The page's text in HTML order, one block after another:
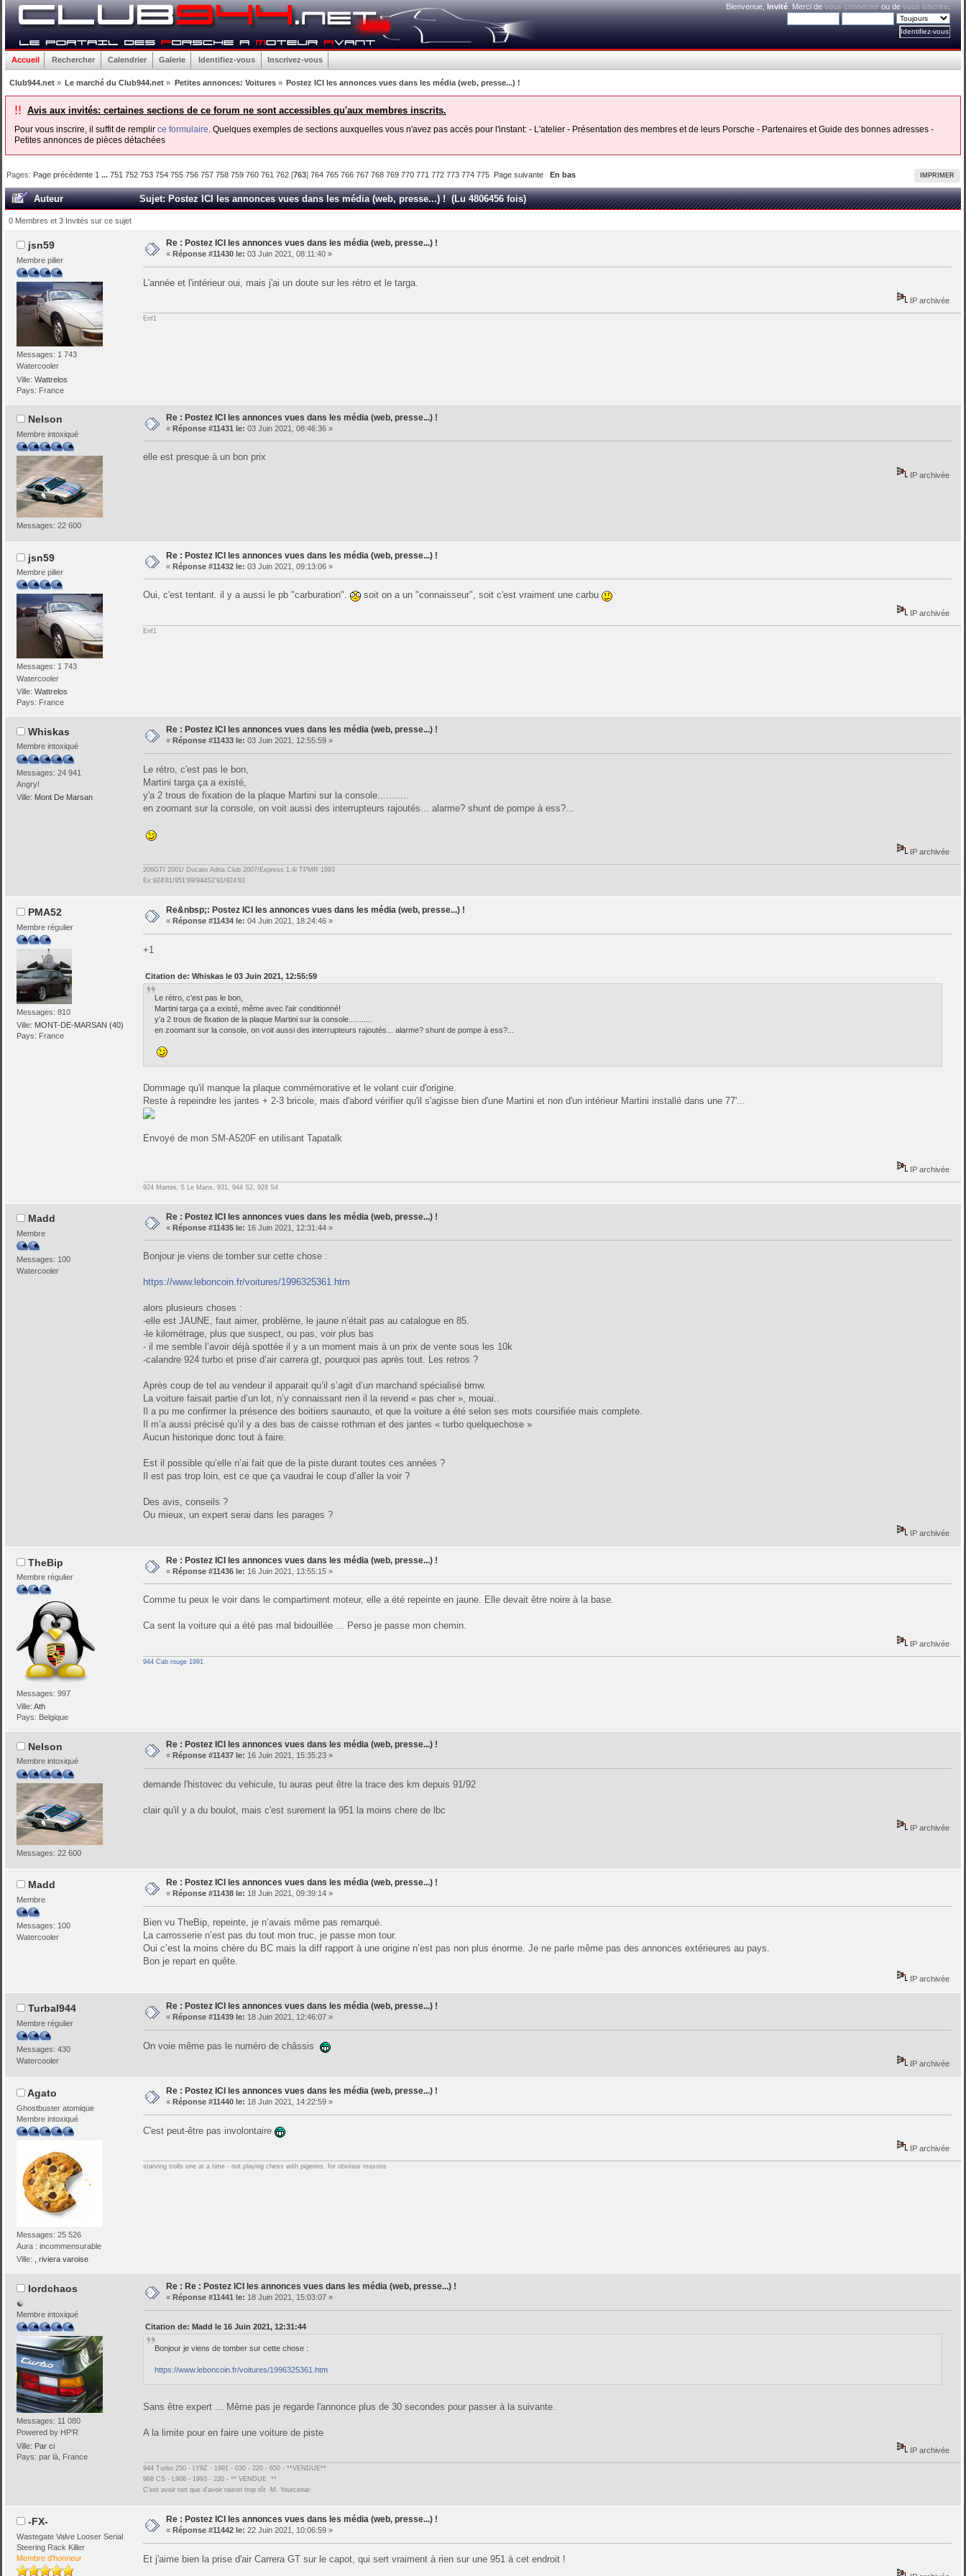
Bienvenue,Invité . Merci devous connecter ou devous inscrire
Accueil Rechercher Calendrier Galerie Identifiez-vous Inscrivez-vous
Club944.net» Le marché du Club944.net » Petites annonces: Voitures» Postez ICI les annonces vues dans les média (web, presse...) !
!! Avis aux invités: certaines sections de ce forum ne sont accessibles qu'aux membres inscrits.
Pour vous inscrire, il suffit de remplir ce formulaire. Quelques exemples de sections auxquelles vous n'avez pas accès pour l'instant: - L'atelier - Présentation des membres et de leurs Porsche - Partenaires et Guide des bonnes adresses -
Petites annonces de pièces détachées
IMPRIMER
Pages: Page précédente 1 ... 751 752 753 754 755 756 757 758 759 760 761 762[763] 764 765 766 767 768 769 770 771 772 773 774 775 Page suivante En bas
Auteur Sujet: Postez ICI les annonces vues dans les média (web, presse...) ! (Lu 4806456 fois)
0 Membres et 3 Invités sur ce sujet
jsn59
Membre pilier
Messages: 1 743
Watercooler
Ville:Wattrelos
Pays: France
Re : Postez ICI les annonces vues dans les média (web, presse...) !
« Réponse #11430 le: 03 Juin 2021, 08:11:40 »
L'année et l'intérieur oui, mais j'ai un doute sur les rétro et le targa.
IP archivée
Enf1
Nelson
Membre intoxiqué
Messages: 22 600
Re : Postez ICI les annonces vues dans les média (web, presse...) !
« Réponse #11431 le: 03 Juin 2021, 08:46:36 »
elle est presque à un bon prix
IP archivée
jsn59
Membre pilier
Messages: 1 743
Watercooler
Ville:Wattrelos
Pays: France
Re : Postez ICI les annonces vues dans les média (web, presse...) !
« Réponse #11432 le: 03 Juin 2021, 09:13:06 »
Oui, c'est tentant. il y a aussi le pb "carburation". soit on a un "connaisseur", soit c'est vraiment une carbu
IP archivée
Enf1
Whiskas
Membre intoxiqué
Messages: 24 941
Angry!
Ville: Mont De Marsan
Re : Postez ICI les annonces vues dans les média (web, presse...) !
« Réponse #11433 le: 03 Juin 2021, 12:55:59 »
Le rétro, c'est pas le bon,
Martini targa ça a existé,
y'a 2 trous de fixation de la plaque Martini sur la console...........
en zoomant sur la console, on voit aussi des interrupteurs rajoutés... alarme? shunt de pompe à ess?...
IP archivée
206GTI 2001/ Ducato Adria Club 2007/Express 1.4i TPMR 1993
Ex:924'81/951'89/944S2'91/924'83
PMA52
Membre régulier
Messages: 810
Ville: MONT-DE-MARSAN (40)
Pays: France
Re&nbsp;: Postez ICI les annonces vues dans les média (web, presse...) !
« Réponse #11434 le: 04 Juin 2021, 18:24:46 »
+1
Citation de: Whiskas le 03 Juin 2021, 12:55:59
Le rétro, c'est pas le bon,
Martini targa ça a existé, même avec l'air conditionné!
y'a 2 trous de fixation de la plaque Martini sur la console...........
en zoomant sur la console, on voit aussi des interrupteurs rajoutés... alarme? shunt de pompe à ess?...
Dommage qu'il manque la plaque commémorative et le volant cuir d'origine.
Reste à repeindre les jantes + 2-3 bricole, mais d'abord vérifier qu'il s'agisse bien d'une Martini et non d'un intérieur Martini installé dans une 77'...
Envoyé de mon SM-A520F en utilisant Tapatalk
IP archivée
924 Martini, S Le Mans, 931, 944 S2, 928 S4
Madd
Membre
Messages: 100
Watercooler
Re : Postez ICI les annonces vues dans les média (web, presse...) !
« Réponse #11435 le: 16 Juin 2021, 12:31:44 »
Bonjour je viens de tomber sur cette chose :
https://www.leboncoin.fr/voitures/1996325361.htm
alors plusieurs choses :
-elle est JAUNE, faut aimer, problème, le jaune n’était pas au catalogue en 85.
-le kilométrage, plus que suspect, ou pas, voir plus bas
- il me semble l’avoir déjà spottée il y a un moment mais à un prix de vente sous les 10k
-calandre 924 turbo et prise d’air carrera gt, pourquoi pas après tout. Les retros ?
Après coup de tel au vendeur il apparait qu’il s’agit d’un marchand spécialisé bmw.
La voiture faisait partie d’un lot, n’y connaissant rien il la revend « pas cher », mouai..
Il a pu me confirmer la présence des boitiers saunauto, et que la voiture a été selon ses mots coursifiée mais complete.
Il m’a aussi précisé qu’il y a des bas de caisse rothman et des jantes « turbo quelquechose »
Aucun historique donc tout à faire.
Est il possible qu’elle n’ai fait que de la piste durant toutes ces années ?
Il est pas trop loin, est ce que ça vaudrai le coup d’aller la voir ?
Des avis, conseils ?
Ou mieux, un expert serai dans les parages ?
IP archivée
TheBip
Membre régulier
Messages: 997
Ville:Ath
Pays: Belgique
Re : Postez ICI les annonces vues dans les média (web, presse...) !
« Réponse #11436 le: 16 Juin 2021, 13:55:15 »
Comme tu peux le voir dans le compartiment moteur, elle a été repeinte en jaune. Elle devait être noire à la base.
Ca sent la voiture qui a été pas mal bidouillée ... Perso je passe mon chemin.
IP archivée
944 Cab rouge 1991
Nelson
Membre intoxiqué
Messages: 22 600
Re : Postez ICI les annonces vues dans les média (web, presse...) !
« Réponse #11437 le: 16 Juin 2021, 15:35:23 »
demande l'histovec du vehicule, tu auras peut être la trace des km depuis 91/92
clair qu'il y a du boulot, mais c'est surement la 951 la moins chere de lbc
IP archivée
Madd
Membre
Messages: 100
Watercooler
Re : Postez ICI les annonces vues dans les média (web, presse...) !
« Réponse #11438 le: 18 Juin 2021, 09:39:14 »
Bien vu TheBip, repeinte, je n’avais même pas remarqué.
La carrosserie n’est pas du tout mon truc, je passe mon tour.
Oui c’est la moins chère du BC mais la diff rapport à une origine n’est pas non plus énorme. Je ne parle même pas des annonces extérieures au pays.
Bon je repart en quête.
IP archivée
Turbal944
Membre régulier
Messages: 430
Watercooler
Re : Postez ICI les annonces vues dans les média (web, presse...) !
« Réponse #11439 le: 18 Juin 2021, 12:46:07 »
On voie même pas le numéro de châssis
IP archivée
Agato
Ghostbuster atomique
Membre intoxiqué
Messages: 25 526
Aura : incommensurable
Ville:
, riviera varoise
Re : Postez ICI les annonces vues dans les média (web, presse...) !
« Réponse #11440 le: 18 Juin 2021, 14:22:59 »
C'est peut-être pas involontaire
IP archivée
starving trolls one at a time - not playing chess with pigeons, for obvious reasons
lordchaos
☯
Membre intoxiqué
Messages: 11 080
Powered by HP'R
Ville: Par ci
Pays: par là, France
Re : Re : Postez ICI les annonces vues dans les média (web, presse...) !
« Réponse #11441 le: 18 Juin 2021, 15:03:07 »
Citation de: Madd le 16 Juin 2021, 12:31:44
Bonjour je viens de tomber sur cette chose :
https://www.leboncoin.fr/voitures/1996325361.htm
Sans être expert ... Même pas je regarde l'annonce plus de 30 secondes pour passer à la suivante.
A la limite pour en faire une voiture de piste
IP archivée
944 Turbo 250 - LY9Z - 1991 - 030 - 220 - 650 - **VENDUE**
968 CS - L908 - 1993 - 220 - ** VENDUE **
C'est avoir tort que d'avoir raison trop tôt -M. Yourcenar
-FX-
Wastegate Valve Looser Serial
Steering Rack Killer
Membre d'honneur
Re : Postez ICI les annonces vues dans les média (web, presse...) !
« Réponse #11442 le: 22 Juin 2021, 10:06:59 »
Et j'aime bien la prise d'air Carrera GT sur le capot, qui sert vraiment à rien sur une 951 à cet endroit !